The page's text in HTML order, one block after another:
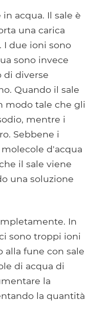
acqua. Il sale è
una carica
I due ioni sono
sono invece
di diverse
Quando il sale
modo tale che gli
mentre i
Sebbene i
d'acqua
il sale viene
una soluzione
In
sono troppi ioni
alla fune con sale
di acqua di
la
la quantità